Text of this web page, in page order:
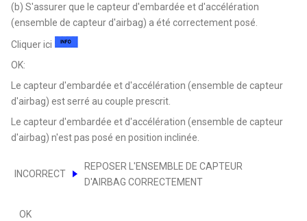
(b) S'assurer que le capteur d'embardée et d'accélération
(ensemble de capteur d'airbag) a été correctement posé.
Cliquer ici
OK:
Le capteur d'embardée et d'accélération (ensemble de capteur
d'airbag) est serré au couple prescrit.
Le capteur d'embardée et d'accélération (ensemble de capteur
d'airbag) n'est pas posé en position inclinée.
INCORRECT
REPOSER L'ENSEMBLE DE CAPTEUR
D'AIRBAG CORRECTEMENT
OK